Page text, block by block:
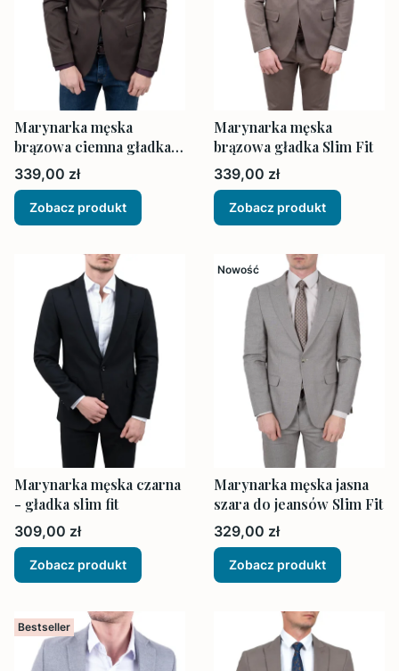
Marynarka męska
brązowa ciemna gładka
Slim Fit
Cena
339,00 zł
Zobacz produkt
Marynarka męska
brązowa gładka Slim Fit
Cena
339,00 zł
Zobacz produkt
Marynarka męska czarna
- gładka slim fit
Cena
309,00 zł
Zobacz produkt
Nowość
Marynarka męska jasna
szara do jeansów Slim Fit
Cena
329,00 zł
Zobacz produkt
Bestseller